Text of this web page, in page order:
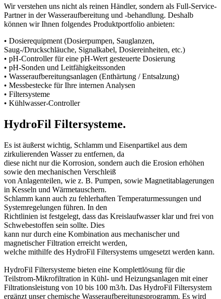
Wir verstehen uns nicht als reinen Händler, sondern als Full-Service-
Partner in der Wasseraufbereitung und -behandlung. Deshalb
können wir Ihnen folgendes Produktportfolio anbieten:
• Dosierequipment (Dosierpumpen, Sauglanzen,
Saug-/Druckschläuche, Signalkabel, Dosiereinheiten, etc.)
• pH-Controller für eine pH-Wert gesteuerte Dosierung
• pH-Sonden und Leitfähigkeitssonden
• Wasseraufbereitungsanlagen (Enthärtung / Entsalzung)
• Messbestecke für Ihre internen Analysen
• Filtersysteme
• Kühlwasser-Controller
HydroFil Filtersysteme.
Es ist äußerst wichtig, Schlamm und Eisenpartikel aus dem
zirkulierenden Wasser zu entfernen, da
diese nicht nur die Korrosion, sondern auch die Erosion erhöhen
sowie den mechanischen Verschleiß
von Anlagenteilen, wie z. B. Pumpen, sowie Magnetitablagerungen
in Kesseln und Wärmetauschern.
Schlamm kann auch zu fehlerhaften Temperaturmessungen und
Systemregelungen führen. In den
Richtlinien ist festgelegt, dass das Kreislaufwasser klar und frei von
Schwebestoffen sein sollte. Dies
kann nur durch eine Kombination aus mechanischer und
magnetischer Filtration erreicht werden,
welche mithilfe des HydroFil Filtersystems umgesetzt werden kann.
HydroFil Filtersysteme bieten eine Komplettlösung für die
Teilstrom-Mikrofiltration in Kühl- und Heizungsanlagen mit einer
Filtrationsleistung von 10 bis 100 m3/h. Das HydroFil Filtersystem
ergänzt unser chemische Wasseraufbereitungsprogramm. Es wird